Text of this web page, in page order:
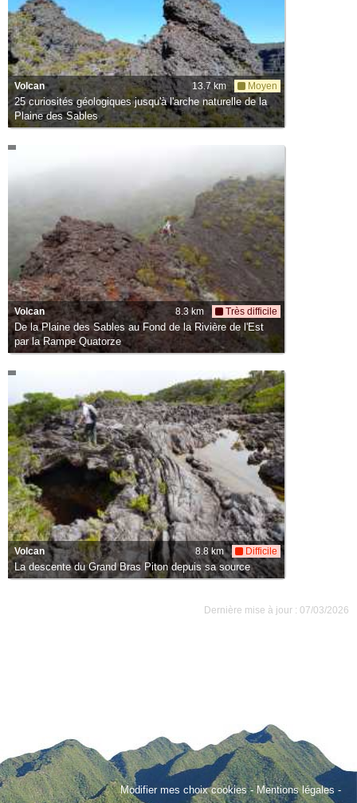
Volcan
25 curiosités géologiques jusqu'à l'arche naturelle de la
Plaine des Sables
13.7 km Moyen
Volcan
De la Plaine des Sables au Fond de la Rivière de l'Est
par la Rampe Quatorze
8.3 km Très difficile
Volcan
La descente du Grand Bras Piton depuis sa source
8.8 km Difficile
Dernière mise à jour : 07/03/2026
Modifier mes choix cookies-Mentions légales -